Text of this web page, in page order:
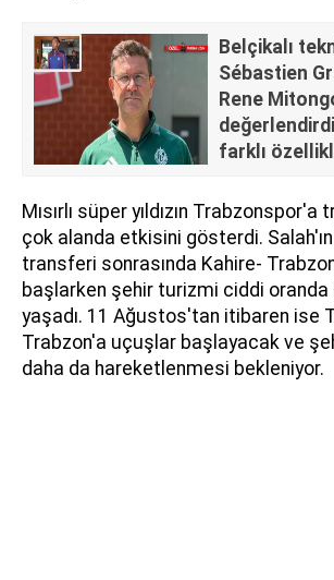
Belçikalı
Sébastien
Rene
farklı
Mısırlı süper yıldızın
çok alanda etkisini gösterdi.
transferi sonrasında Kahire-
başlarken şehir turizmi ciddi
yaşadı. 11 Ağustos'tan itibaren ise
Trabzon'a uçuşlar başlayacak ve
daha da hareketlenmesi bekleniyor.